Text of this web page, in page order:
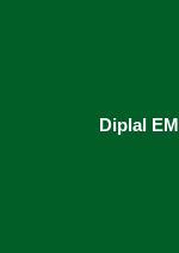
Diplal